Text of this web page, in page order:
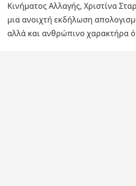
Κινήματος Αλλαγής, Χριστίνα
μια ανοιχτή εκδήλωση
αλλά και ανθρώπινο χαρακτήρα